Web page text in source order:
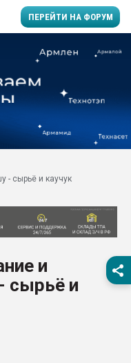
ПЕРЕЙТИ НА ФОРУМ
производство SPC
заводу пластмасс"
Подмосковье, Москва
28.07.2026
пластмасс
28.07.2026
ситуацией на
- сырьё и каучук
и
сырьё и